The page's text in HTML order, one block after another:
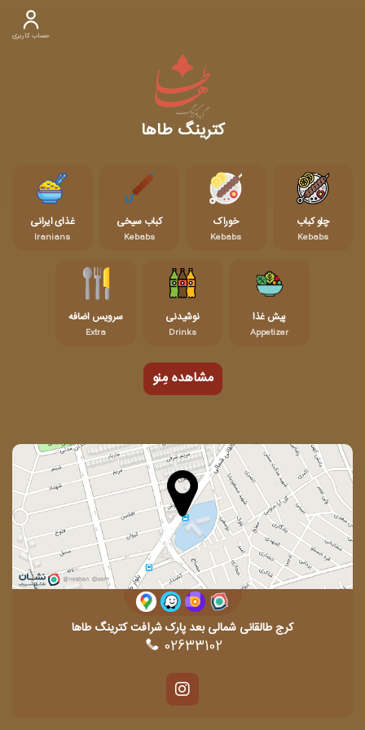
حساب کاربری
کترینگ طاها
چلو کباب
Kebabs
خوراک
Kebabs
کباب سیخی
Kebabs
غذای ایرانی
Iranians
پیش غذا
Appetizer
نوشیدنی
Drinks
سرویس اضافه
Extra
مشاهده مِنو
کرج طالقانی شمالی بعد پارک شرافت کترینگ طاها
02633102